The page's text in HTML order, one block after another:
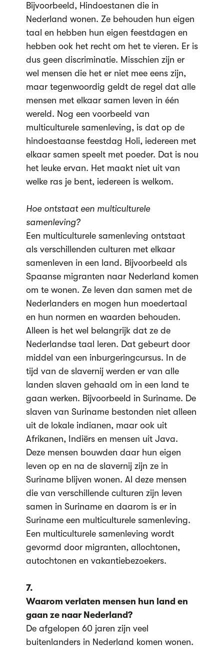
Bijvoorbeeld, Hindoestanen die in
Nederland wonen. Ze behouden hun eigen
taal en hebben hun eigen feestdagen en
hebben ook het recht om het te vieren. Er is
dus geen discriminatie. Misschien zijn er
wel mensen die het er niet mee eens zijn,
maar tegenwoordig geldt de regel dat alle
mensen met elkaar samen leven in één
wereld. Nog een voorbeeld van
multiculturele samenleving, is dat op de
hindoestaanse feestdag Holi, iedereen met
elkaar samen speelt met poeder. Dat is nou
het leuke ervan. Het maakt niet uit van
welke ras je bent, iedereen is welkom.
Hoe ontstaat een multiculturele
samenleving?
Een multiculturele samenleving ontstaat
als verschillenden culturen met elkaar
samenleven in een land. Bijvoorbeeld als
Spaanse migranten naar Nederland komen
om te wonen. Ze leven dan samen met de
Nederlanders en mogen hun moedertaal
en hun normen en waarden behouden.
Alleen is het wel belangrijk dat ze de
Nederlandse taal leren. Dat gebeurt door
middel van een inburgeringcursus. In de
tijd van de slavernij werden er van alle
landen slaven gehaald om in een land te
gaan werken. Bijvoorbeeld in Suriname. De
slaven van Suriname bestonden niet alleen
uit de lokale indianen, maar ook uit
Afrikanen, Indiërs en mensen uit Java.
Deze mensen bouwden daar hun eigen
leven op en na de slavernij zijn ze in
Suriname blijven wonen. Al deze mensen
die van verschillende culturen zijn leven
samen in Suriname en daarom is er in
Suriname een multiculturele samenleving.
Een multiculturele samenleving wordt
gevormd door migranten, allochtonen,
autochtonen en vakantiebezoekers.
7.
Waarom verlaten mensen hun land en
gaan ze naar Nederland?
De afgelopen 60 jaren zijn veel
buitenlanders in Nederland komen wonen.